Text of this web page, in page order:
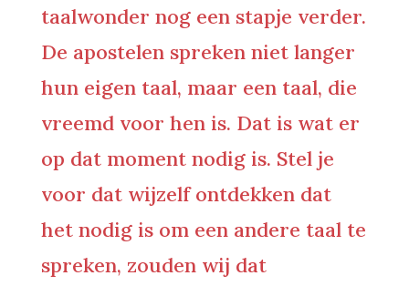
taalwonder nog een stapje verder.
De apostelen spreken niet langer
hun eigen taal, maar een taal, die
vreemd voor hen is. Dat is wat er
op dat moment nodig is. Stel je
voor dat wijzelf ontdekken dat
het nodig is om een andere taal te
spreken, zouden wij dat